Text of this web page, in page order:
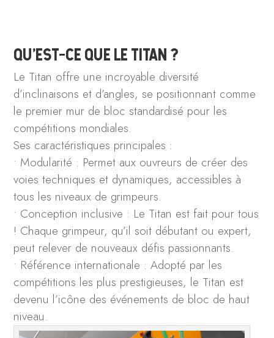
QU’EST-CE QUE LE TITAN ?
Le Titan offre une incroyable diversité
d’inclinaisons et d’angles, se positionnant comme
le premier mur de bloc standardisé pour les
compétitions mondiales.
Ses caractéristiques principales :
• Modularité : Permet aux ouvreurs de créer des
voies techniques et dynamiques, accessibles à
tous les niveaux de grimpeurs.
• Conception inclusive : Le Titan est fait pour tous
! Chaque grimpeur, qu’il soit débutant ou expert,
peut relever de nouveaux défis passionnants.
• Référence internationale : Adopté par les
compétitions les plus prestigieuses, le Titan est
devenu l’icône des événements de bloc de haut
niveau.